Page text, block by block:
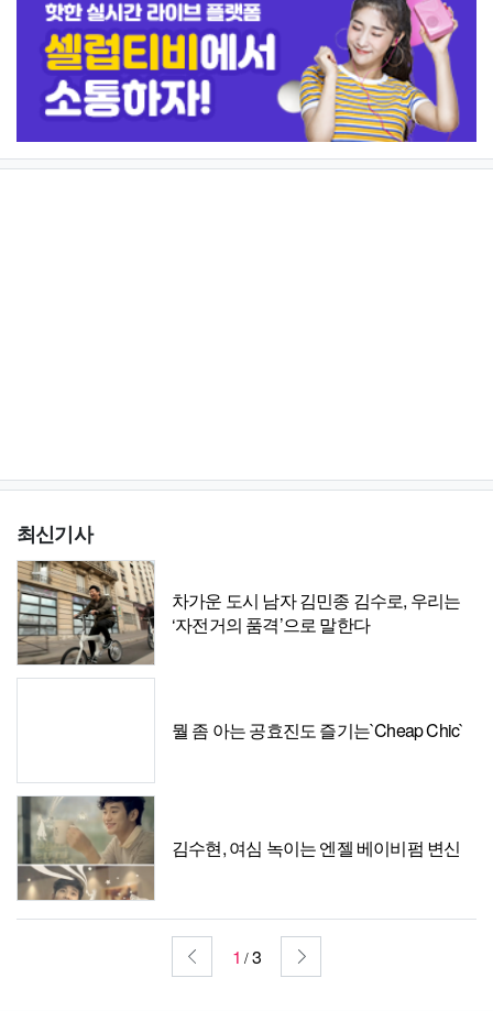
최신기사
차가운 도시 남자 김민종 김수로, 우리는
‘자전거의 품격’으로 말한다
뭘 좀 아는 공효진도 즐기는`Cheap Chic`
김수현, 여심 녹이는 엔젤 베이비펌 변신
1 /3